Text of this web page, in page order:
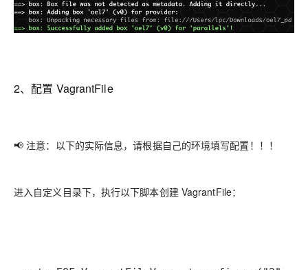
2、配置 VagrantFile
📢 注意：以下的实际信息，请根据自己的环境填写配置！！！
进入自定义目录下，执行以下脚本创建 VagrantFile：